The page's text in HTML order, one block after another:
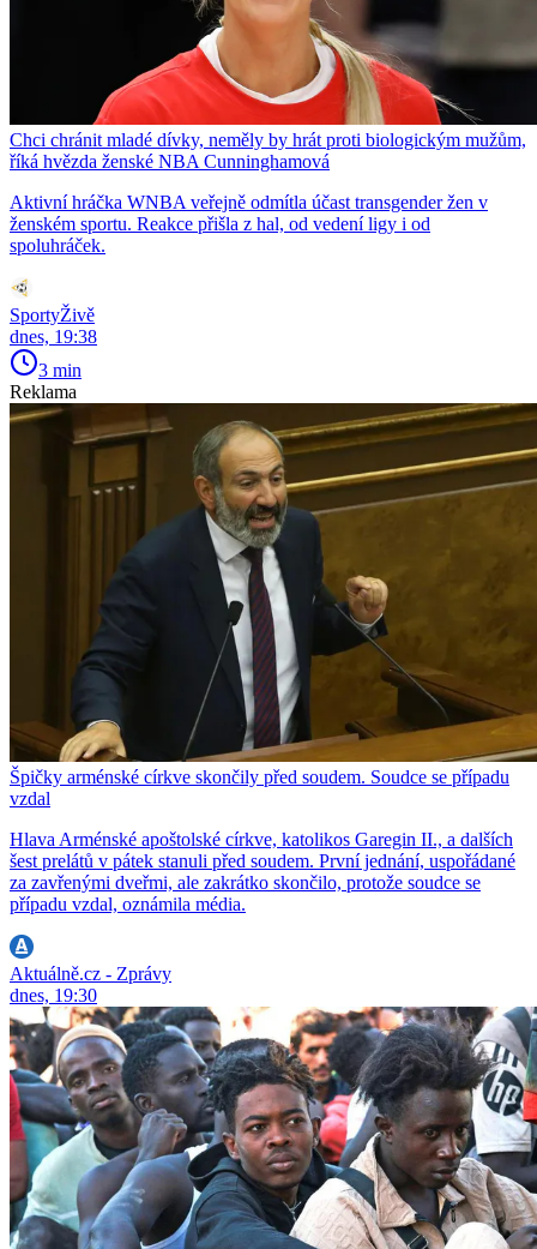
Chci chránit mladé dívky, neměly by hrát proti biologickým mužům,
říká hvězda ženské NBA Cunninghamová
Aktivní hráčka WNBA veřejně odmítla účast transgender žen v
ženském sportu. Reakce přišla z hal, od vedení ligy i od
spoluhráček.
SportyŽivě
dnes, 19:38
3 min
Reklama
Špičky arménské církve skončily před soudem. Soudce se případu
vzdal
Hlava Arménské apoštolské církve, katolikos Garegin II., a dalších
šest prelátů v pátek stanuli před soudem. První jednání, uspořádané
za zavřenými dveřmi, ale zakrátko skončilo, protože soudce se
případu vzdal, oznámila média.
Aktuálně.cz - Zprávy
dnes, 19:30